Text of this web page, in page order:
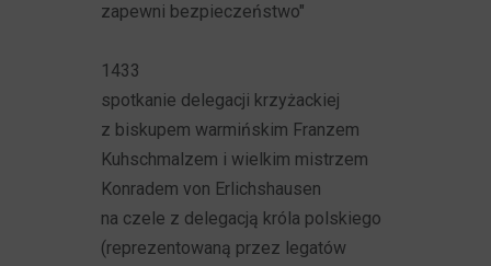
zapewni bezpieczeństwo"
1433
spotkanie delegacji krzyżackiej
z biskupem warmińskim Franzem
Kuhschmalzem i wielkim mistrzem
Konradem von Erlichshausen
na czele z delegacją króla polskiego
(reprezentowaną przez legatów